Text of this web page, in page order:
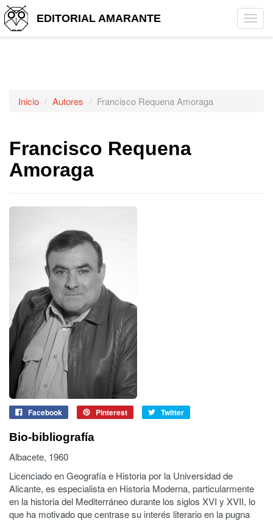
EDITORIAL AMARANTE
Inicio Autores Francisco Requena Amoraga
Francisco Requena
Amoraga
Facebook Pinterest Twitter
Bio-bibliografía
Albacete, 1960
Licenciado en Geografía e Historia por la Universidad de
Alicante, es especialista en Historia Moderna, particularmente
en la historia del Mediterráneo durante los siglos XVI y XVII, lo
que ha motivado que centrase su interés literario en la pugna